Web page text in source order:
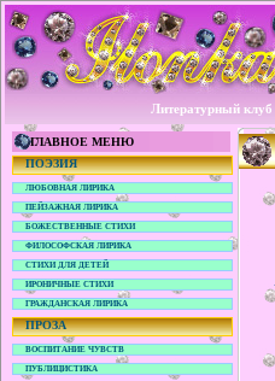
Литературный клуб
ГЛАВНОЕ МЕНЮ
ПОЭЗИЯ
ЛЮБОВНАЯ ЛИРИКА
ПЕЙЗАЖНАЯ ЛИРИКА
БОЖЕСТВЕННЫЕ СТИХИ
ФИЛОСОФСКАЯ ЛИРИКА
СТИХИ ДЛЯ ДЕТЕЙ
ИРОНИЧНЫЕ СТИХИ
ГРАЖДАНСКАЯ ЛИРИКА
ПРОЗА
ВОСПИТАНИЕ ЧУВСТВ
ПУБЛИЦИСТИКА